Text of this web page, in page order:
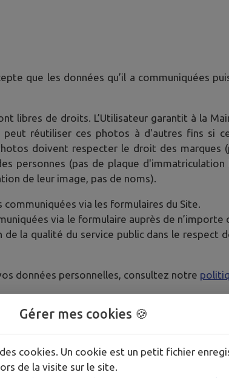
que les données qu’il a communiquées
libres de droits. L’Utilisateur garantit à la
réutiliser ces photos à d'autres fins si
doivent respecter le droit des marques
personnes (pas de plaque d'immatriculation
de leur image, pas de noms).
communiquées via les formulaires du Site.
via le formulaire auprès de
la qualité du service public dans le respect
données personnelles, consultez notre
équipé d'un système de traceurs (
Gérer mes cookies 🍪
cookies. Un cookie est un petit fichier
de la visite sur le site.